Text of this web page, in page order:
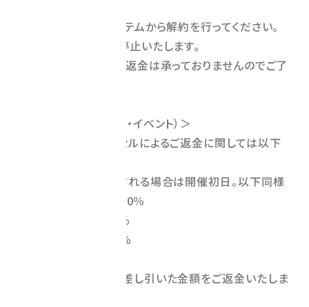
解約については、システムから解約を行ってください。
翌月分よりご請求を停止いたします。
なお、日割り分等での返金は承っておりませんのでご了
＜サービス提供（講座・イベント）＞
お支払い後のキャンセルによるご返金に関しては以下
開催日（複数日開催される場合は開催初日。以下同様
とする。）8日以前 ：100％
開催日7日以内 ：80％
開催日前 日 ：50％
※お振込み手数料を差し引いた金額をご返金いたしま